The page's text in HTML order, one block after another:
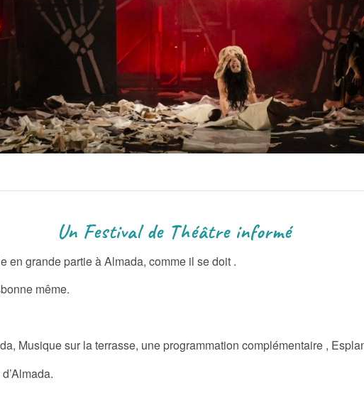
Théâtre informé
en grande partie à Almada, comme il se doit .
même.
Musique sur la terrasse, une programmation complémentaire ,